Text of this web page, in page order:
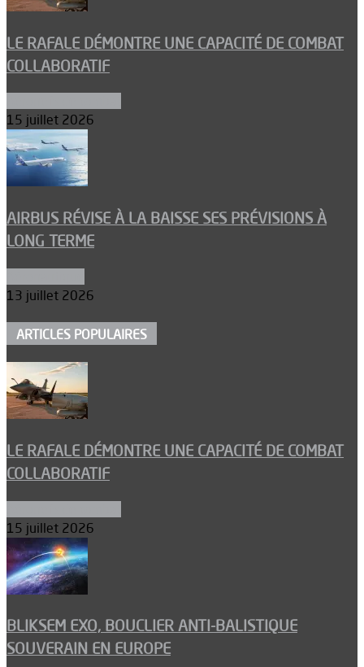
LE RAFALE DÉMONTRE UNE CAPACITÉ DE COMBAT
COLLABORATIF
15 juillet 2026
AIRBUS RÉVISE À LA BAISSE SES PRÉVISIONS À
LONG TERME
13 juillet 2026
ARTICLES POPULAIRES
LE RAFALE DÉMONTRE UNE CAPACITÉ DE COMBAT
COLLABORATIF
15 juillet 2026
BLIKSEM EXO, BOUCLIER ANTI-BALISTIQUE
SOUVERAIN EN EUROPE